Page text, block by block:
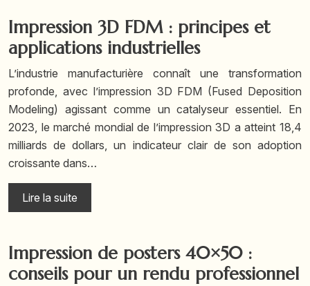
Impression 3D FDM : principes et
applications industrielles
L’industrie manufacturière connaît une transformation
profonde, avec l’impression 3D FDM (Fused Deposition
Modeling) agissant comme un catalyseur essentiel. En
2023, le marché mondial de l’impression 3D a atteint 18,4
milliards de dollars, un indicateur clair de son adoption
croissante dans…
Lire la suite
Impression de posters 40×50 :
conseils pour un rendu professionnel